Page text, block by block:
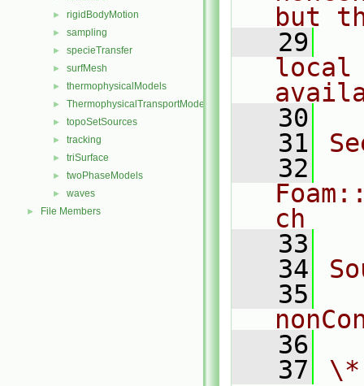
► rigidBodyMotion
► sampling
► specieTransfer
► surfMesh
► thermophysicalModels
► ThermophysicalTransportModels
► topoSetSources
► tracking
► triSurface
► twoPhaseModels
► waves
► File Members
but
   29
local
   30
   31
   32
ch
   33
   34
   35
   36
   37